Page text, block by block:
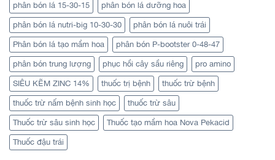
phân bón lá 15-30-15 phân bón lá dưỡng hoa
phân bón lá nutri-big 10-30-30 phân bón lá nuôi trái
Phân bón lá tạo mầm hoa phân bón P-bootster 0-48-47
phân bón trung lượng phục hồi cây sầu riêng pro amino
SIÊU KẼM ZINC 14% thuốc trị bệnh thuốc trừ bệnh
thuốc trừ nấm bệnh sinh học thuốc trừ sâu
Thuốc trừ sâu sinh học Thuốc tạo mầm hoa Nova Pekacid
Thuốc đậu trái